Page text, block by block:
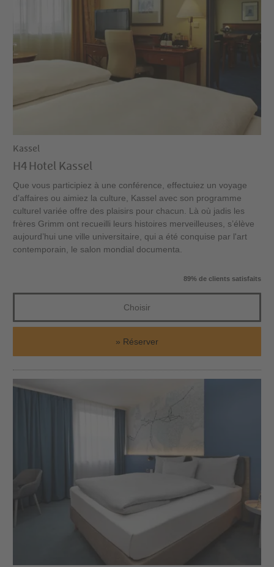
Kassel
H4 Hotel Kassel
Que vous participiez à une conférence, effectuiez un voyage
d’affaires ou aimiez la culture, Kassel avec son programme
culturel variée offre des plaisirs pour chacun. Là où jadis les
frères Grimm ont recueilli leurs histoires merveilleuses, s’élève
aujourd’hui une ville universitaire, qui a été conquise par l'art
contemporain, le salon mondial documenta.
89% de clients satisfaits
Choisir
Réserver